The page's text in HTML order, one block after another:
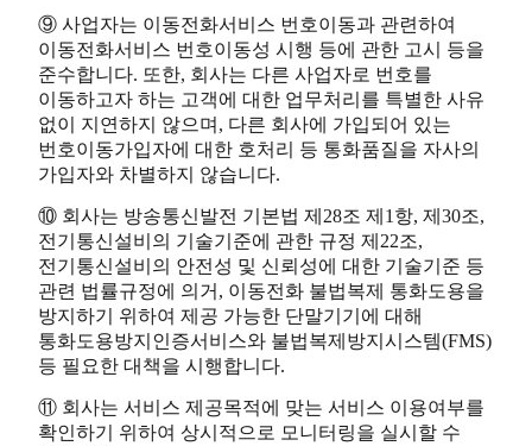
⑨ 사업자는 이동전화서비스 번호이동과 관련하여
이동전화서비스 번호이동성 시행 등에 관한 고시 등을
준수합니다. 또한, 회사는 다른 사업자로 번호를
이동하고자 하는 고객에 대한 업무처리를 특별한 사유
없이 지연하지 않으며, 다른 회사에 가입되어 있는
번호이동가입자에 대한 호처리 등 통화품질을 자사의
가입자와 차별하지 않습니다.
⑩ 회사는 방송통신발전 기본법 제28조 제1항, 제30조,
전기통신설비의 기술기준에 관한 규정 제22조,
전기통신설비의 안전성 및 신뢰성에 대한 기술기준 등
관련 법률규정에 의거, 이동전화 불법복제 통화도용을
방지하기 위하여 제공 가능한 단말기기에 대해
통화도용방지인증서비스와 불법복제방지시스템(FMS)
등 필요한 대책을 시행합니다.
⑪ 회사는 서비스 제공목적에 맞는 서비스 이용여부를
확인하기 위하여 상시적으로 모니터링을 실시할 수